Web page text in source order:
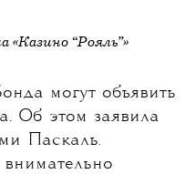
“Рояль”»
могут объявить
. Об этом заявила
Паскаль.